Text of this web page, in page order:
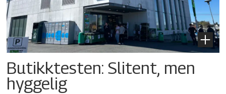
Butikktesten: Slitent, men
hyggelig